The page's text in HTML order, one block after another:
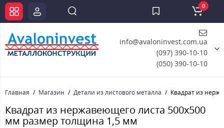
info@avaloninvest.com.ua
(097) 390-10-10
(050) 390-10-10
0
Главная Магазин Детали из листового металла Квадрат из
Квадрат из нержавеющего листа 500х500
мм размер толщина 1,5 мм